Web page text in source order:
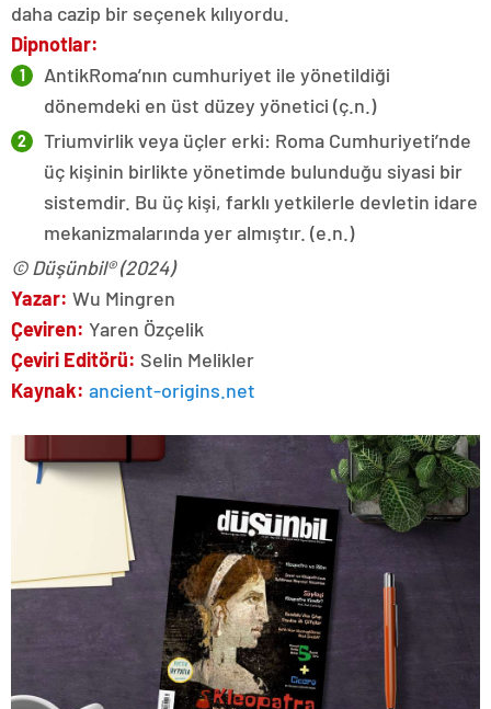
daha cazip bir seçenek kılıyordu.
Dipnotlar:
AntikRoma’nın cumhuriyet ile yönetildiği
dönemdeki en üst düzey yönetici (ç.n.)
Triumvirlik veya üçler erki: Roma Cumhuriyeti’nde
üç kişinin birlikte yönetimde bulunduğu siyasi bir
sistemdir. Bu üç kişi, farklı yetkilerle devletin idare
mekanizmalarında yer almıştır. (e.n.)
© Düşünbil® (2024)
Yazar: Wu Mingren
Çeviren: Yaren Özçelik
Çeviri Editörü: Selin Melikler
Kaynak: ancient-origins.net